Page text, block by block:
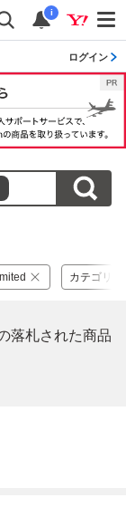
i
ログイン
カテゴリ
落札された商品